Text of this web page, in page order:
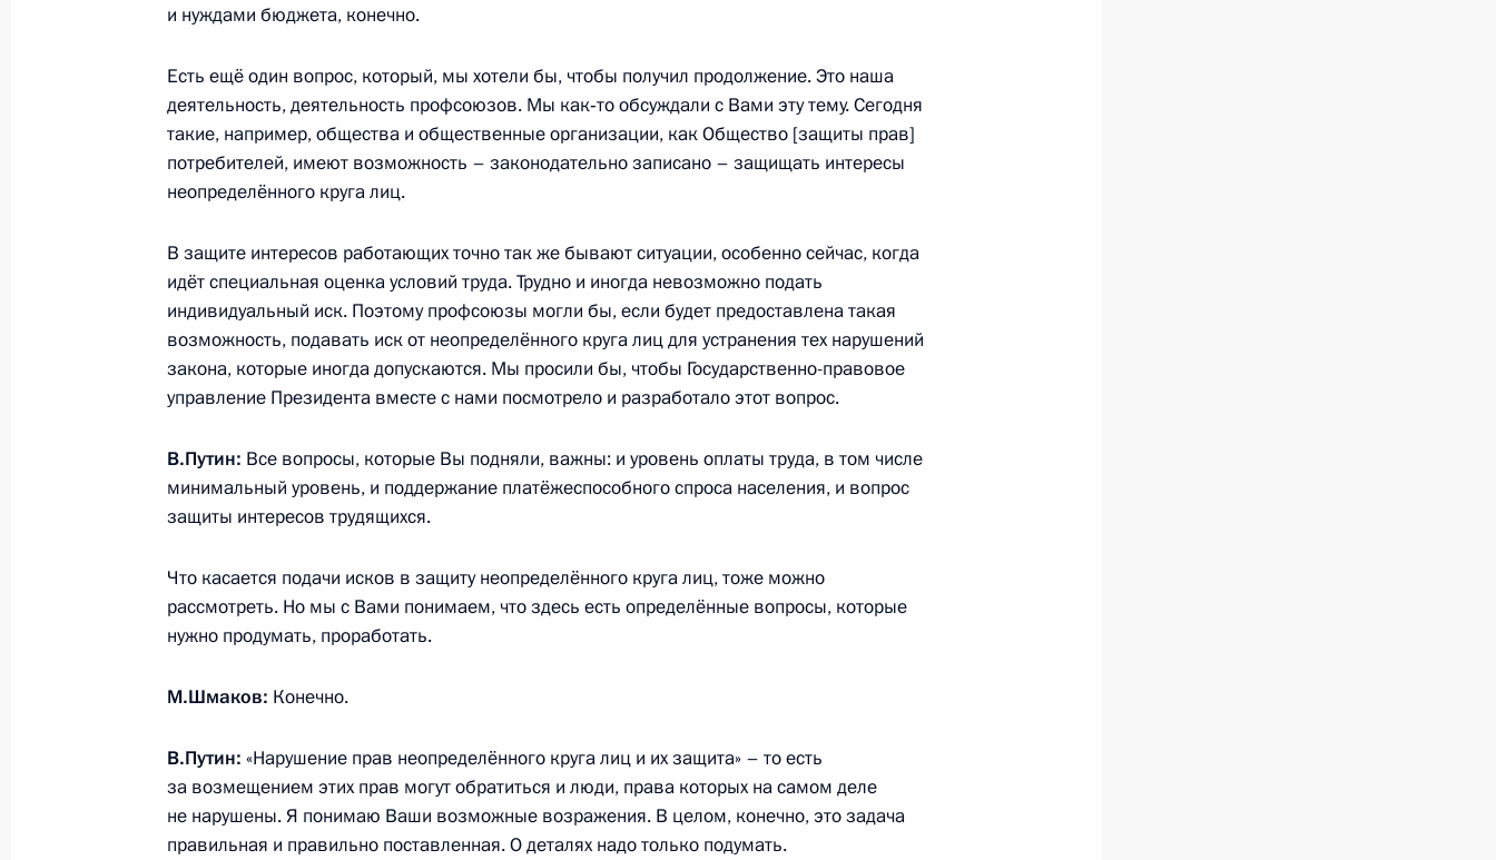
8 февраля 2016 года, понедельник
Встреча с Королём Бахрейна Хамадом Бен Исой Аль Халифой
8 февраля 2016 года, 14:15 Сочи
4 февраля 2016 года, четверг
Рабочая встреча с губернатором Саратовской области Валерием
Радаевым
4 февраля 2016 года, 15:15 Московская область, Ново-Огарёво
2
Рабочая встреча с губернатором Нижегородской области
Валерием Шанцевым
3 февраля 2016 года, среда
Встреча с премьер-министром Баварии Хорстом Зеехофером
Встреча с активом Клуба лидеров
и нуждами бюджета, конечно.
Есть ещё один вопрос, который, мы хотели бы, чтобы получил продолжение. Это наша
деятельность, деятельность профсоюзов. Мы как‑то обсуждали с Вами эту тему. Сегодня
такие, например, общества и общественные организации, как Общество [защиты прав]
потребителей, имеют возможность – законодательно записано – защищать интересы
неопределённого круга лиц.
В защите интересов работающих точно так же бывают ситуации, особенно сейчас, когда
идёт специальная оценка условий труда. Трудно и иногда невозможно подать
индивидуальный иск. Поэтому профсоюзы могли бы, если будет предоставлена такая
возможность, подавать иск от неопределённого круга лиц для устранения тех нарушений
закона, которые иногда допускаются. Мы просили бы, чтобы Государственно-правовое
управление Президента вместе с нами посмотрело и разработало этот вопрос.
В.Путин: Все вопросы, которые Вы подняли, важны: и уровень оплаты труда, в том числе
минимальный уровень, и поддержание платёжеспособного спроса населения, и вопрос
защиты интересов трудящихся.
Что касается подачи исков в защиту неопределённого круга лиц, тоже можно
рассмотреть. Но мы с Вами понимаем, что здесь есть определённые вопросы, которые
нужно продумать, проработать.
М.Шмаков: Конечно.
В.Путин: «Нарушение прав неопределённого круга лиц и их защита» – то есть
за возмещением этих прав могут обратиться и люди, права которых на самом деле
не нарушены. Я понимаю Ваши возможные возражения. В целом, конечно, это задача
правильная и правильно поставленная. О деталях надо только подумать.